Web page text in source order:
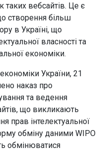
таких вебсайтів. Це є
створення більш
в Україні, що
власності та
економіки.
України, 21
наказ про
та ведення
що викликають
прав інтелектуальної
обміну даними WIPO
обмінюватися